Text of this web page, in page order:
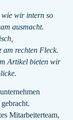
wie wir intern so
ausmacht.
am rechten Fleck.
Artikel bieten wir
Mitarbeiterteam,